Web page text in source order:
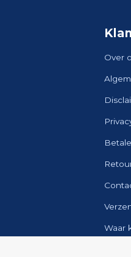
Over
Waar